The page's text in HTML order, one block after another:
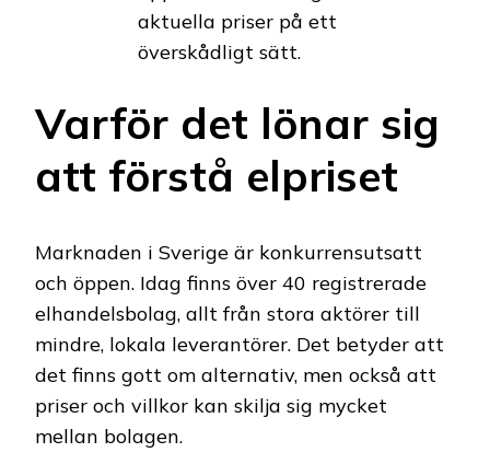
aktuella priser på ett
överskådligt sätt.
Varför det lönar sig
att förstå elpriset
Marknaden i Sverige är konkurrensutsatt
och öppen. Idag finns över 40 registrerade
elhandelsbolag, allt från stora aktörer till
mindre, lokala leverantörer. Det betyder att
det finns gott om alternativ, men också att
priser och villkor kan skilja sig mycket
mellan bolagen.